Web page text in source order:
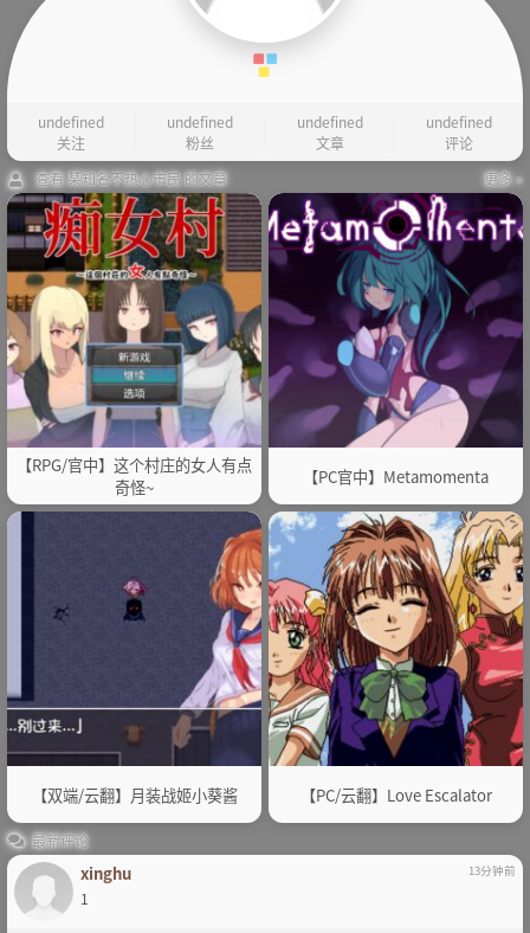
undefined
关注
undefined
粉丝
undefined
文章
undefined
评论
查看 某知名不热心市民 的文章
更多 »
【RPG/官中】这个村庄的女人有点
奇怪~
【PC官中】Metamomenta
【双端/云翻】月装战姬小葵酱 【PC/云翻】Love Escalator
最新评论
xinghu 13分钟前
1